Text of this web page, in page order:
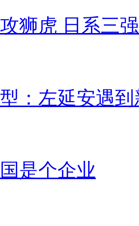
狮虎 日系三
：左延安遇
是个企业